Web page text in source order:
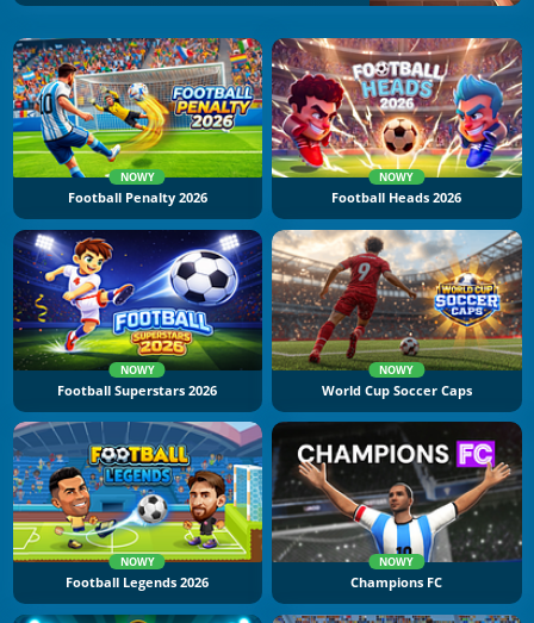
NOWY
Football Penalty 2026
NOWY
Football Heads 2026
NOWY
Football Superstars 2026
NOWY
World Cup Soccer Caps
NOWY
Football Legends 2026
NOWY
Champions FC